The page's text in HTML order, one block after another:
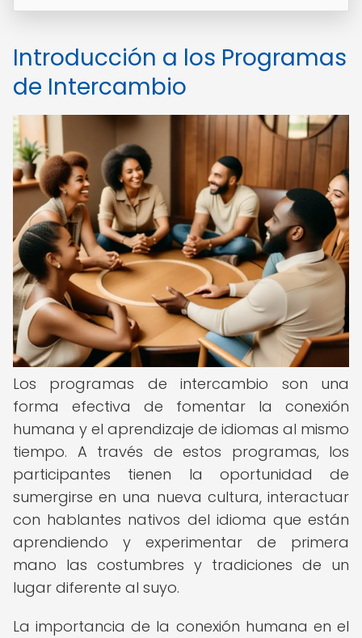
Introducción a los Programas
de Intercambio
Los programas de intercambio son una
forma efectiva de fomentar la conexión
humana y el aprendizaje de idiomas al mismo
tiempo. A través de estos programas, los
participantes tienen la oportunidad de
sumergirse en una nueva cultura, interactuar
con hablantes nativos del idioma que están
aprendiendo y experimentar de primera
mano las costumbres y tradiciones de un
lugar diferente al suyo.
La importancia de la conexión humana en el